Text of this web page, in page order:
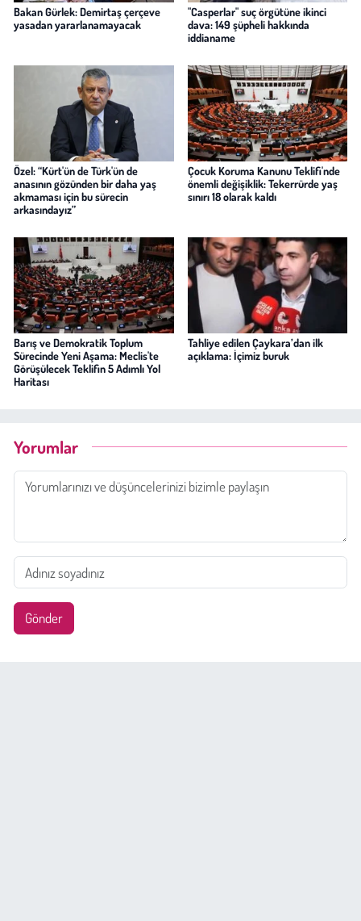
Bakan Gürlek: Demirtaş çerçeve
yasadan yararlanamayacak
"Casperlar" suç örgütüne ikinci
dava: 149 şüpheli hakkında
iddianame
Özel: “Kürt'ün de Türk'ün de
anasının gözünden bir daha yaş
akmaması için bu sürecin
arkasındayız”
Çocuk Koruma Kanunu Teklifi'nde
önemli değişiklik: Tekerrürde yaş
sınırı 18 olarak kaldı
Barış ve Demokratik Toplum
Sürecinde Yeni Aşama: Meclis'te
Görüşülecek Teklifin 5 Adımlı Yol
Haritası
Tahliye edilen Çaykara’dan ilk
açıklama: İçimiz buruk
Yorumlar
Gönder